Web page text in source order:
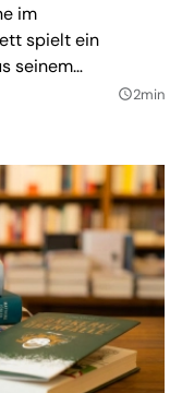
im
spielt ein
seinem
für 20 Euro
query_builder2min